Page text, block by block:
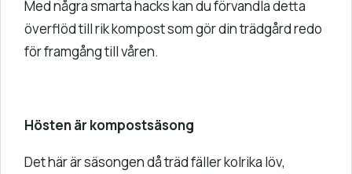
Med några smarta hacks kan du förvandla detta
överflöd till rik kompost som gör din trädgård redo
för framgång till våren.
Hösten är kompostsäsong
Det här är säsongen då träd fäller kolrika löv,